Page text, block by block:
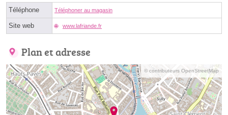
Téléphone Téléphoner au magasin
Site web www.lafriande.fr
Plan et adresse
© contributeurs OpenStreetMap